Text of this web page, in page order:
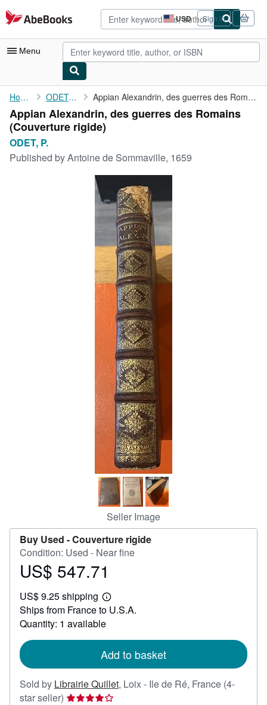
Skip to main content
AbeBooks.com USD
Site
shopping
preferences
Sign in
Menu
My Account
My Purchases
Advanced Search
Browse Collections
CLOSE
Home ODET, P. Appian Alexandrin, des guerres des Romains
Appian Alexandrin, des guerres des Romains
(Couverture rigide)
ODET, P.
Published byAntoine de Sommaville, 1659
Seller Image
Buy Used -Couverture rigide
Condition: Used - Near fine
Price
547.71
US$ 547.71
US$ 9.25 shipping
Learn
more
shipping
Ships from France to U.S.A.
Quantity: 1 available
Add to basket
Sold by Librairie Quillet, Loix - Ile de Ré, France (4-
star seller) Seller